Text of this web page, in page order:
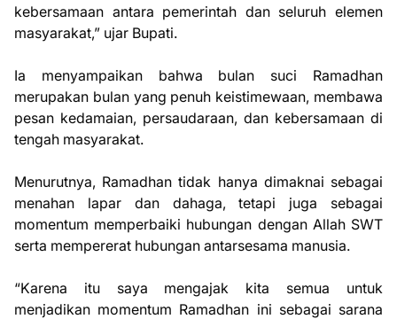
kebersamaan antara pemerintah dan seluruh elemen
masyarakat,” ujar Bupati.
Ia menyampaikan bahwa bulan suci Ramadhan
merupakan bulan yang penuh keistimewaan, membawa
pesan kedamaian, persaudaraan, dan kebersamaan di
tengah masyarakat.
Menurutnya, Ramadhan tidak hanya dimaknai sebagai
menahan lapar dan dahaga, tetapi juga sebagai
momentum memperbaiki hubungan dengan Allah SWT
serta mempererat hubungan antarsesama manusia.
“Karena itu saya mengajak kita semua untuk
menjadikan momentum Ramadhan ini sebagai sarana